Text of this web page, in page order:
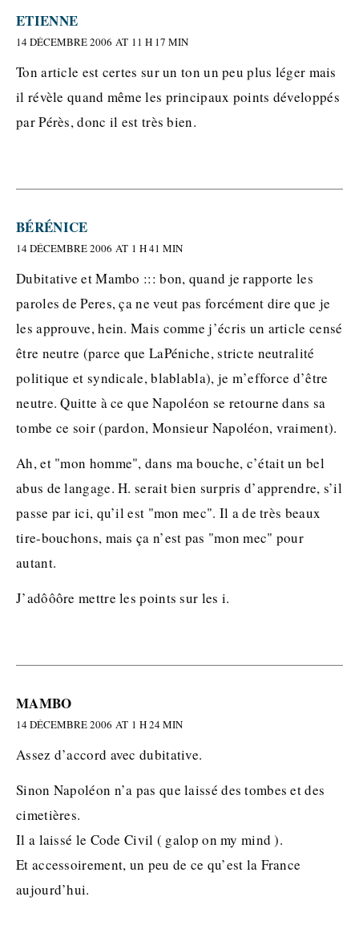
ETIENNE
14 DÉCEMBRE 2006 AT 11 H 17 MIN
Ton article est certes sur un ton un peu plus léger mais
il révèle quand même les principaux points développés
par Pérès, donc il est très bien.
BÉRÉNICE
14 DÉCEMBRE 2006 AT 1 H 41 MIN
Dubitative et Mambo ::: bon, quand je rapporte les
paroles de Peres, ça ne veut pas forcément dire que je
les approuve, hein. Mais comme j’écris un article censé
être neutre (parce que LaPéniche, stricte neutralité
politique et syndicale, blablabla), je m’efforce d’être
neutre. Quitte à ce que Napoléon se retourne dans sa
tombe ce soir (pardon, Monsieur Napoléon, vraiment).
Ah, et "mon homme", dans ma bouche, c’était un bel
abus de langage. H. serait bien surpris d’apprendre, s’il
passe par ici, qu’il est "mon mec". Il a de très beaux
tire-bouchons, mais ça n’est pas "mon mec" pour
autant.
J’adôôôre mettre les points sur les i.
MAMBO
14 DÉCEMBRE 2006 AT 1 H 24 MIN
Assez d’accord avec dubitative.
Sinon Napoléon n’a pas que laissé des tombes et des
cimetières.
Il a laissé le Code Civil ( galop on my mind ).
Et accessoirement, un peu de ce qu’est la France
aujourd’hui.